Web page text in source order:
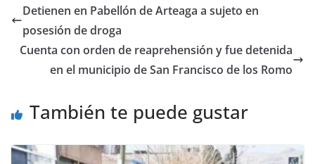
Detienen en Pabellón de Arteaga a sujeto en
posesión de droga
Cuenta con orden de reaprehensión y fue detenida
en el municipio de San Francisco de los Romo
También te puede gustar